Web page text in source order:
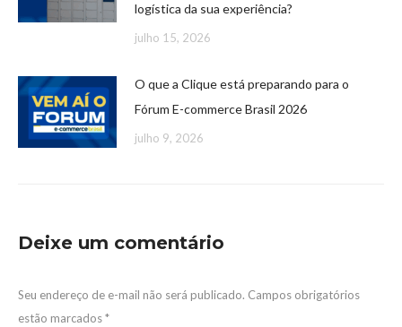
logística da sua experiência?
julho 15, 2026
O que a Clique está preparando para o
Fórum E-commerce Brasil 2026
julho 9, 2026
Deixe um comentário
Seu endereço de e-mail não será publicado. Campos obrigatórios
estão marcados*